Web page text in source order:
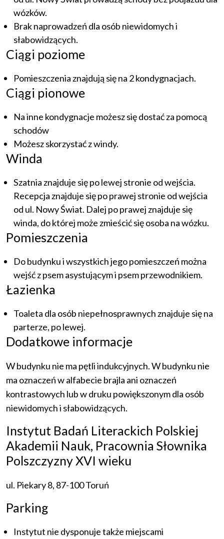
wózków.
Brak naprowadzeń dla osób niewidomych i
słabowidzących.
Ciągi poziome
Pomieszczenia znajdują się na 2 kondygnacjach.
Ciągi pionowe
Na inne kondygnacje możesz się dostać za pomocą
schodów
Możesz skorzystać z windy.
Winda
Szatnia znajduje się po lewej stronie od wejścia.
Recepcja znajduje się po prawej stronie od wejścia
od ul. Nowy Świat. Dalej po prawej znajduje się
winda, do której może zmieścić się osoba na wózku.
Pomieszczenia
Do budynku i wszystkich jego pomieszczeń można
wejść z psem asystującym i psem przewodnikiem.
Łazienka
Toaleta dla osób niepełnosprawnych znajduje się na
parterze, po lewej.
Dodatkowe informacje
W budynku nie ma pętli indukcyjnych. W budynku nie
ma oznaczeń w alfabecie brajla ani oznaczeń
kontrastowych lub w druku powiększonym dla osób
niewidomych i słabowidzących.
Instytut Badań Literackich Polskiej
Akademii Nauk, Pracownia Słownika
Polszczyzny XVI wieku
ul. Piekary 8, 87-100 Toruń
Parking
Instytut nie dysponuje także miejscami